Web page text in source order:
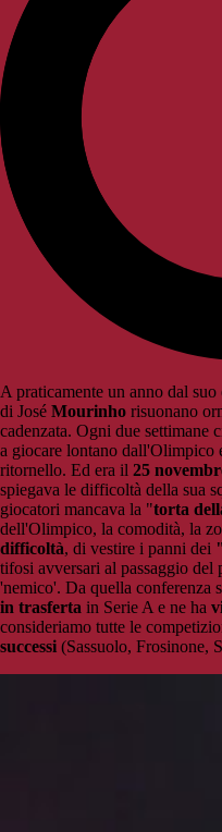
A praticamente un anno dal
di José Mourinho risuonano
cadenzata. Ogni due settimane
a giocare lontano dall'Olimpico
ritornello. Ed era il 25
spiegava le difficoltà della sua
giocatori mancava la "torta
dell'Olimpico, la comodità, la
difficoltà, di vestire i panni dei
tifosi avversari al passaggio
'nemico'. Da quella conferenza
in trasferta in Serie A e ne ha
consideriamo tutte le
successi (Sassuolo, Frosinone,